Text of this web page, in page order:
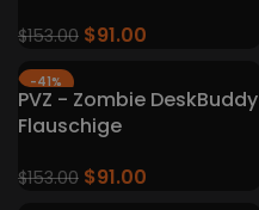
$153.00 $91.00
-41%
PVZ - Zombie DeskBuddy
Flauschige
$153.00 $91.00